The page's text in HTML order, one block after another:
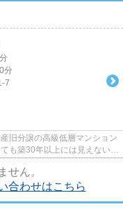
分
7
旧分譲の高級低層マンション
も築30年以上には見えない重
せん。
合わせはこちら